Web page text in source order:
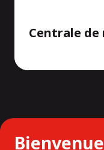
Centrale